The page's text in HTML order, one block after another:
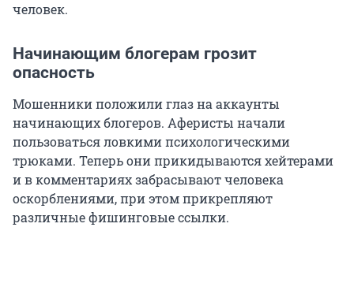
человек.
Начинающим блогерам грозит
опасность
Мошенники положили глаз на аккаунты
начинающих блогеров. Аферисты начали
пользоваться ловкими психологическими
трюками. Теперь они прикидываются хейтерами
и в комментариях забрасывают человека
оскорблениями, при этом прикрепляют
различные фишинговые ссылки.